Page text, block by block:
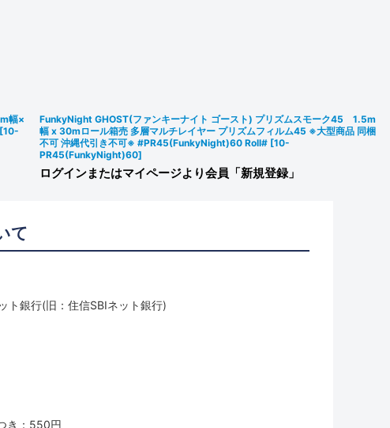
幅×
[10-
FunkyNight GHOST(ファンキーナイト ゴースト) プリズムスモーク45 1.5m
幅 x 30mロール箱売 多層マルチレイヤー プリズムフィルム45 ※大型商品 同梱
不可 沖縄代引き不可※ #PR45(FunkyNight)60 Roll# [10-
PR45(FunkyNight)60]
ログインまたはマイページより会員「新規登録」
て
ト銀行(旧：住信SBIネット銀行)
き：550円